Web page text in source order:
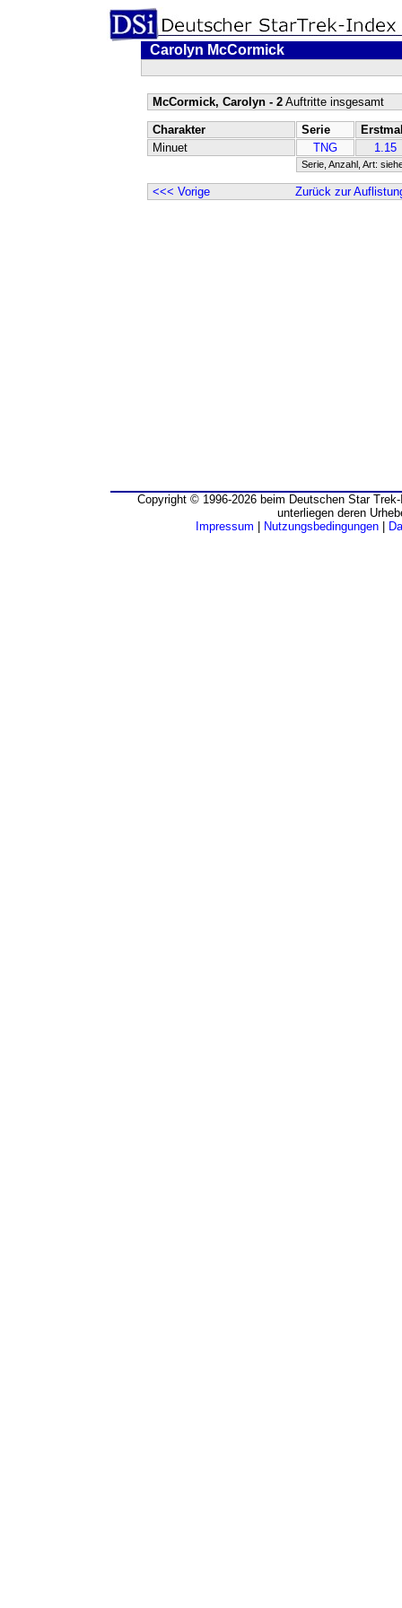
Carolyn McCormick
McCormick, Carolyn - 2Auftritte insgesamt
Charakter Serie
Minuet
TNG 1.15
Serie, Anzahl, Art:
<<< Vorige Zurück zur
Copyright © 1996-2026 beim Deutschen Star
unterliegen deren
Impressum
Nutzungsbedingungen